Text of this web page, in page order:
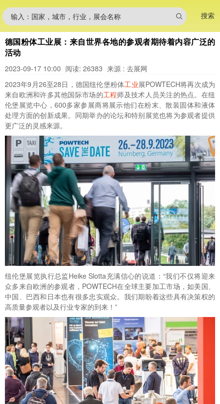
输入：国家，城市，行业，展会名称 搜索
德国粉体工业展：来自世界各地的参观者期待着内容广泛的
活动
2023-09-17 10:00 阅读: 26383 来源 : 去展网
2023年9月26至28日，德国纽伦堡粉体工业展POWTECH将再次成为
来自欧洲和许多其他国际市场的工程师及技术人员关注的热点。在纽
伦堡展览中心，600多家参展商将展示他们在粉末、散装固体和液体
处理方面的创新成果。同期举办的论坛和特别展览也将为参观者提供
更广泛的灵感来源。
纽伦堡展览执行总监Heike Slotta充满信心的说道：“我们不仅将迎来
众多来自欧洲的参观者，POWTECH在全球主要加工市场，如美国、
中国、巴西和日本也有很多忠实观众。我们期盼着这些具有决策权的
高质量参观者以及行业专家的到来！”